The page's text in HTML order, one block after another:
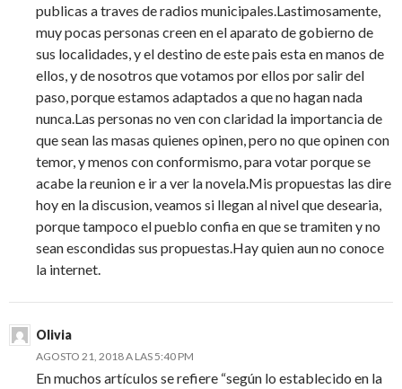
publicas a traves de radios municipales.Lastimosamente,
muy pocas personas creen en el aparato de gobierno de
sus localidades, y el destino de este pais esta en manos de
ellos, y de nosotros que votamos por ellos por salir del
paso, porque estamos adaptados a que no hagan nada
nunca.Las personas no ven con claridad la importancia de
que sean las masas quienes opinen, pero no que opinen con
temor, y menos con conformismo, para votar porque se
acabe la reunion e ir a ver la novela.Mis propuestas las dire
hoy en la discusion, veamos si llegan al nivel que desearia,
porque tampoco el pueblo confia en que se tramiten y no
sean escondidas sus propuestas.Hay quien aun no conoce
la internet.
Olivia
AGOSTO 21, 2018 A LAS 5:40 PM
En muchos artículos se refiere “según lo establecido en la